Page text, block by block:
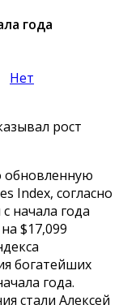
года
Нет
рост
обновленную
Index, согласно
начала года
$17,099
богатейших
года.
стали Алексей